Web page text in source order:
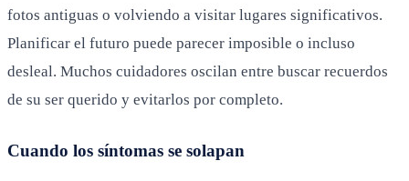
fotos antiguas o volviendo a visitar lugares significativos.
Planificar el futuro puede parecer imposible o incluso
desleal. Muchos cuidadores oscilan entre buscar recuerdos
de su ser querido y evitarlos por completo.
Cuando los síntomas se solapan